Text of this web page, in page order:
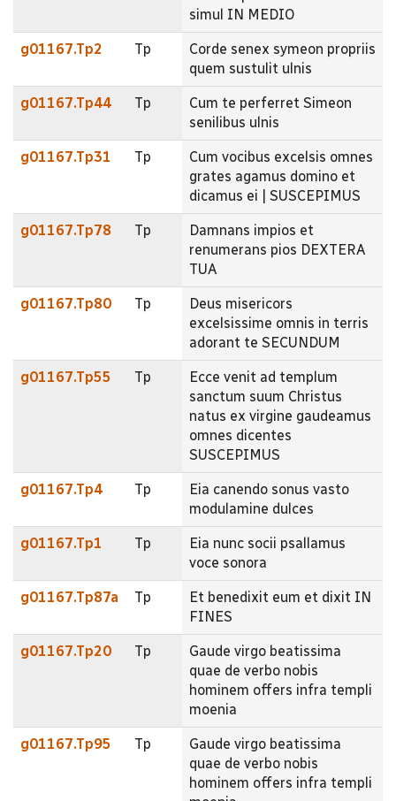
simul IN MEDIO
g01167.Tp2 Tp
Corde senex symeon propriis
quem sustulit ulnis
g01167.Tp44 Tp
Cum te perferret Simeon
senilibus ulnis
g01167.Tp31 Tp
Cum vocibus excelsis omnes
grates agamus domino et
dicamus ei | SUSCEPIMUS
g01167.Tp78 Tp
Damnans impios et
renumerans pios DEXTERA
TUA
g01167.Tp80 Tp
Deus misericors
excelsissime omnis in terris
adorant te SECUNDUM
g01167.Tp55 Tp
Ecce venit ad templum
sanctum suum Christus
natus ex virgine gaudeamus
omnes dicentes
SUSCEPIMUS
g01167.Tp4 Tp
Eia canendo sonus vasto
modulamine dulces
g01167.Tp1 Tp
Eia nunc socii psallamus
voce sonora
g01167.Tp87a Tp
Et benedixit eum et dixit IN
FINES
g01167.Tp20 Tp
Gaude virgo beatissima
quae de verbo nobis
hominem offers infra templi
moenia
g01167.Tp95 Tp
Gaude virgo beatissima
quae de verbo nobis
hominem offers infra templi